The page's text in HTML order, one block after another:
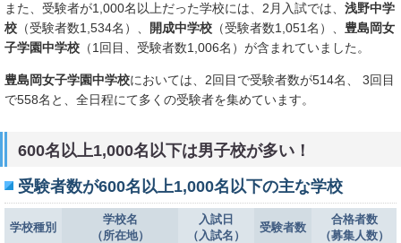
また、受験者が1,000名以上だった学校には、2月入試では、 浅野中学
校 （受験者数1,534名）、 開成中学校 （受験者数1,051名）、 豊島岡女
子学園中学校 （1回目、受験者数1,006名）が含まれていました。
豊島岡女子学園中学校においては、2回目で受験者数が514名、 3回目
で558名と、全日程にて多くの受験者を集めています。
600名以上1,000名以下は男子校が多い！
受験者数が600名以上1,000名以下の主な学校
学校種別
学校名
（所在地）
入試日
（入試名）
受験者数
合格者数
（募集人数）